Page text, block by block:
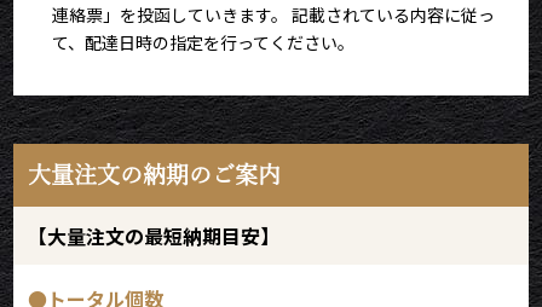
連絡票」を投函していきます。 記載されている内容に従っ
て、配達日時の指定を行ってください。
大量注文の納期のご案内
【大量注文の最短納期目安】
●トータル個数